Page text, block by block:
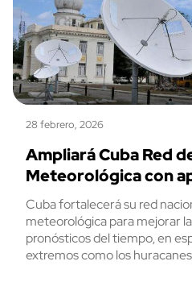
28 febrero, 2026
Ampliará Cuba Red
Meteorológica con
Cuba fortalecerá su red
meteorológica para mejorar
pronósticos del tiempo, en
extremos como los